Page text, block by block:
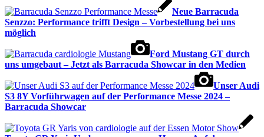
Neue Barracuda
Senzzo: Performance trifft Design – Vorbestellung bei uns
möglich
Ford Mustang GT durch
uns umgebaut – Jetzt als Barracuda Showcar in den Medien
Unser Audi
S3 8Y Vorführwagen auf der Performance Messe 2024 –
Barracuda Showcar